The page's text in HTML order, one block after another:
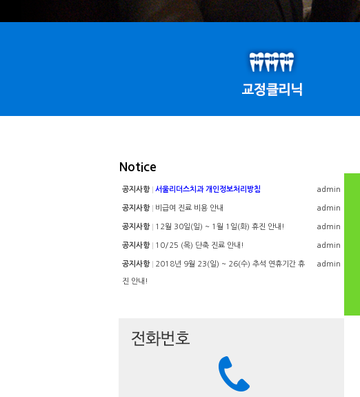
Notice
공지사항 서울리더스치과 개인정보처리방침 admin
공지사항 비급여 진료 비용 안내 admin
공지사항 12월 30일(일) ~ 1월 1일(화) 휴진 안내! admin
공지사항 10/25 (목) 단축 진료 안내! admin
공지사항 2018년 9월 23(일) ~ 26(수) 추석 연휴기간 휴
진 안내!
admin